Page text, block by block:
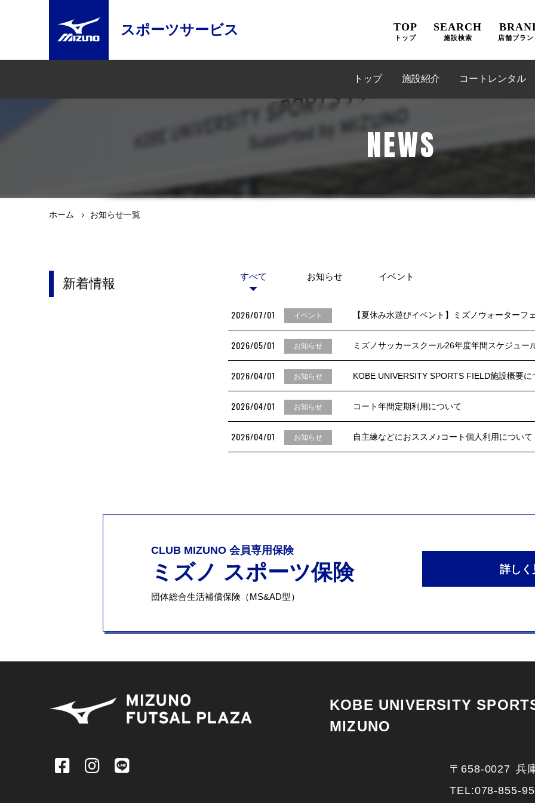
スポーツサービス TOP
トップ
SEARCH
施設検索 店舗ブラン
トップ 施設紹介 コートレンタル
NEWS
ホーム お知らせ一覧
新着情報 すべて お知らせ イベント
2026/07/01 イベント 【夏休み水遊びイベント】ミズノウォーターフ
2026/05/01 お知らせ ミズノサッカースクール26年度年間スケジュー
2026/04/01 お知らせ KOBE UNIVERSITY SPORTS FIELD施設概要に
2026/04/01 お知らせ コート年間定期利用について
2026/04/01 お知らせ 自主練などにおススメ♪コート個人利用について
CLUB MIZUNO 会員専用保険
ミズノ スポーツ保険
団体総合生活補償保険（MS&AD型）
詳しく
KOBE UNIVERSITY
MIZUNO
〒658-0027 兵
TEL:078-855-